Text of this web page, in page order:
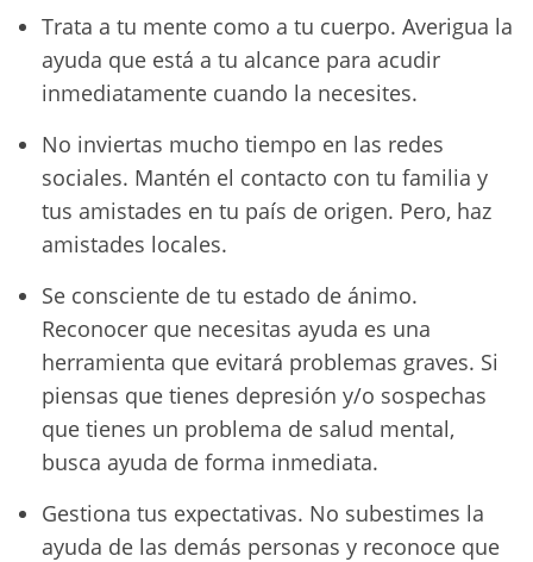
Trata a tu mente como a tu cuerpo. Averigua la
ayuda que está a tu alcance para acudir
inmediatamente cuando la necesites.
No inviertas mucho tiempo en las redes
sociales. Mantén el contacto con tu familia y
tus amistades en tu país de origen. Pero, haz
amistades locales.
Se consciente de tu estado de ánimo.
Reconocer que necesitas ayuda es una
herramienta que evitará problemas graves. Si
piensas que tienes depresión y/o sospechas
que tienes un problema de salud mental,
busca ayuda de forma inmediata.
Gestiona tus expectativas. No subestimes la
ayuda de las demás personas y reconoce que